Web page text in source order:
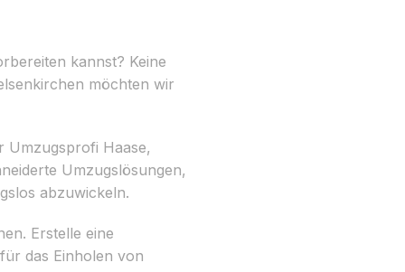
kannst? Keine
möchten wir
Umzugsprofi Haase,
Umzugslösungen,
abzuwickeln.
Erstelle eine
das Einholen von